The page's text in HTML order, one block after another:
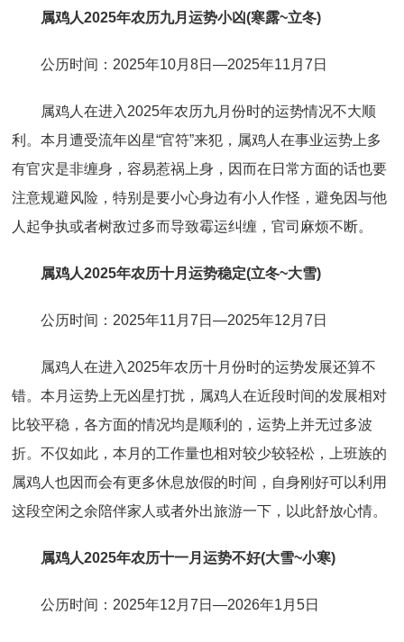
属鸡人2025年农历九月运势小凶(寒露~立冬)
公历时间：2025年10月8日—2025年11月7日
属鸡人在进入2025年农历九月份时的运势情况不大顺
利。本月遭受流年凶星“官符”来犯，属鸡人在事业运势上多
有官灾是非缠身，容易惹祸上身，因而在日常方面的话也要
注意规避风险，特别是要小心身边有小人作怪，避免因与他
人起争执或者树敌过多而导致霉运纠缠，官司麻烦不断。
属鸡人2025年农历十月运势稳定(立冬~大雪)
公历时间：2025年11月7日—2025年12月7日
属鸡人在进入2025年农历十月份时的运势发展还算不
错。本月运势上无凶星打扰，属鸡人在近段时间的发展相对
比较平稳，各方面的情况均是顺利的，运势上并无过多波
折。不仅如此，本月的工作量也相对较少较轻松，上班族的
属鸡人也因而会有更多休息放假的时间，自身刚好可以利用
这段空闲之余陪伴家人或者外出旅游一下，以此舒放心情。
属鸡人2025年农历十一月运势不好(大雪~小寒)
公历时间：2025年12月7日—2026年1月5日